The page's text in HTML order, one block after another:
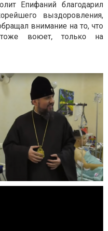
Епифаний благодарил
выздоровления,
внимание на то, что
тоже воюет, только на